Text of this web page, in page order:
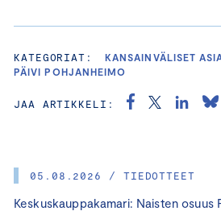
05.08.2026 / TIEDOTTEET
Keskuskauppakamari: Naisten
KATEGORIAT:
KANSAINVÄLISET
PÄIVI POHJANHEIMO
JAA ARTIKKELI: